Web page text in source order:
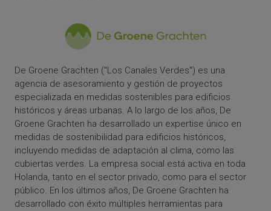
De Groene Grachten ("Los Canales Verdes") es una
agencia de asesoramiento y gestión de proyectos
especializada en medidas sostenibles para edificios
históricos y áreas urbanas. A lo largo de los años, De
Groene Grachten ha desarrollado un expertise único en
medidas de sostenibilidad para edificios históricos,
incluyendo medidas de adaptación al clima, como las
cubiertas verdes. La empresa social está activa en toda
Holanda, tanto en el sector privado, como para el sector
público. En los últimos años, De Groene Grachten ha
desarrollado con éxito múltiples herramientas para